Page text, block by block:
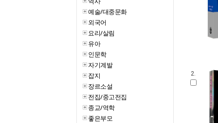
예술/대중문화
외국어
요리/살림
유아
인문학
자기계발
잡지
장르소설
전집/중고전집
종교/역학
좋은부모
2.